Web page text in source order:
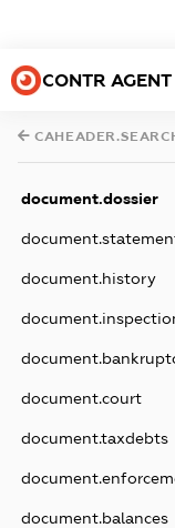
CONTR AGENT
document.dossier
document.history
document.court
document.taxdebts
document.balances